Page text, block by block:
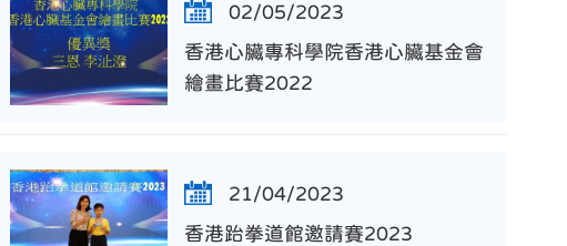
02/05/2023
香港心臟專科學院香港心臟基金會
繪畫比賽2022
21/04/2023
香港跆拳道館邀請賽2023